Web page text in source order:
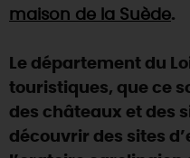
maison de la Suède.
Le département du
touristiques, que ce
des châteaux et des
découvrir des sites